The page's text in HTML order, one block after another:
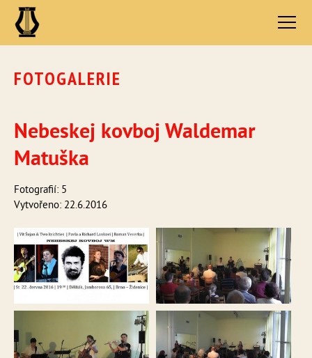
FOTOGALERIE
Nebeskej kovboj Waldemar
Matuška
Fotografií: 5
Vytvořeno: 22.6.2016